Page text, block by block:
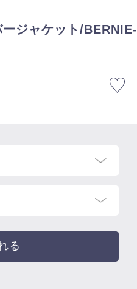
ジャケット/BERNIE-
る